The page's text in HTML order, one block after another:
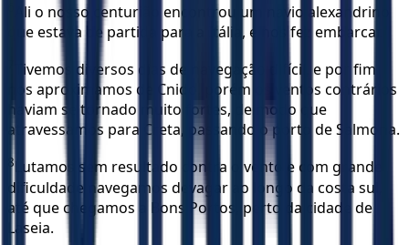
Ali o nosso centurião encontrou um navio alexandrino
que estava de partida para a Itália, e nos fez embarcar.
Tivemos diversos dias de navegação difícil, e por fim
nos aproximamos de Cnido, porém os ventos contrários
haviam se tornado muito fortes, de modo que
atravessamos para Creta, passando o porto de Salmona.
8
Lutamos sem resultado contra o vento e com grande
dificuldade navegamos devagar ao longo da costa sul,
até que chegamos a Bons Portos, perto da cidade de
Laseia.